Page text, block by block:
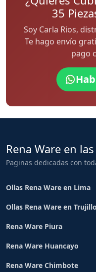
35
Soy Carla Rios,
Te hago envío
pago
Rena Ware en
Paginas dedicadas con
Ollas Rena Ware en Lima
Ollas Rena Ware en Trujillo
Rena Ware Piura
Rena Ware Huancayo
Rena Ware Chimbote